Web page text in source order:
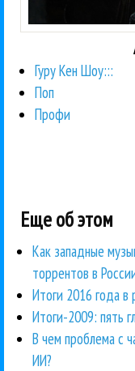
Гуру Кен Шоу:::
Поп
Профи
Еще об этом
Как западные
торрентов в
Итоги 2016 года
Итоги-2009: пять
В чем проблема с
ИИ?